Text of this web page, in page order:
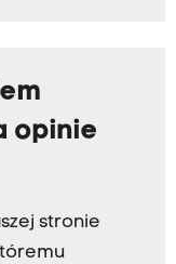
opinie
stronie